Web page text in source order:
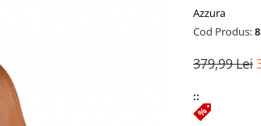
Azzura
Cod Produs:
379,99 Lei
::